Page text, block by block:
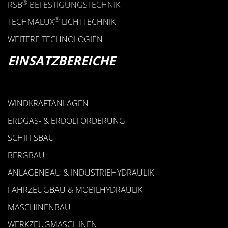
RSB® BEFESTIGUNGSTECHNIK
TECHMALUX® LICHTTECHNIK
WEITERE TECHNOLOGIEN
EINSATZBEREICHE
WINDKRAFTANLAGEN
ERDGAS- & ERDÖLFÖRDERUNG
SCHIFFSBAU
BERGBAU
ANLAGENBAU & INDUSTRIEHYDRAULIK
FAHRZEUGBAU & MOBILHYDRAULIK
MASCHINENBAU
WERKZEUGMASCHINEN